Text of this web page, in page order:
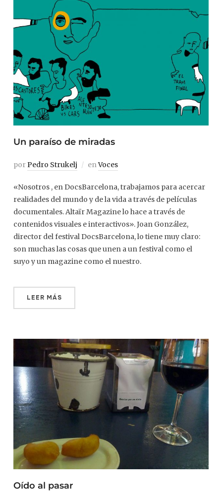
Un paraíso de miradas
porPedro Strukelj enVoces
«Nosotros , en DocsBarcelona, trabajamos para acercar
realidades del mundo y de la vida a través de películas
documentales. Altaïr Magazine lo hace a través de
contenidos visuales e interactivos». Joan González,
director del festival DocsBarcelona, lo tiene muy claro:
son muchas las cosas que unen a un festival como el
suyo y un magazine como el nuestro.
LEER MÁS
Oído al pasar